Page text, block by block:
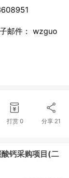
邮件： wzguo
打赏 0 分享 21
钙采购项目(二